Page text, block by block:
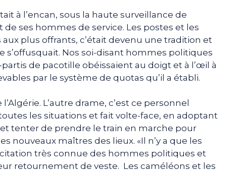
à l’encan, sous la haute surveillance de
de ses hommes de service. Les postes et les
plus offrants, c’était devenu une tradition et
Nos soi-disant hommes politiques
de pacotille obéissaient au doigt et à l’œil à
par le système de quotas qu’il a établi.
L’autre drame, c’est ce personnel
les situations et fait volte-face, en adoptant
tenter de prendre le train en marche pour
nouveaux maîtres des lieux. «Il n’y a que les
très connue des hommes politiques et
retournement de veste. Les caméléons et les